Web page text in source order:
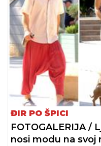
ĐIR PO ŠPICI
FOTOGALERIJA /
nosi modu na svoj